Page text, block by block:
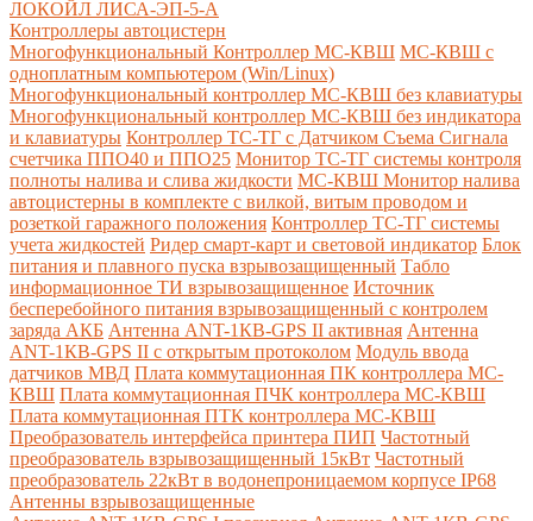
ЛОКОЙЛ ЛИСА-ЭП-5-А
Контроллеры автоцистерн
Многофункциональный Контроллер МС-КВШ МС-КВШ с
одноплатным компьютером (Win/Linux)
Многофункциональный контроллер МС-КВШ без клавиатуры
Многофункциональный контроллер МС-КВШ без индикатора
и клавиатуры Контроллер ТС-ТГ с Датчиком Съема Сигнала
счетчика ППО40 и ППО25 Монитор ТС-ТГ системы контроля
полноты налива и слива жидкости МС-КВШ Монитор налива
автоцистерны в комплекте с вилкой, витым проводом и
розеткой гаражного положения Контроллер ТС-ТГ системы
учета жидкостей Ридер смарт-карт и световой индикатор Блок
питания и плавного пуска взрывозащищенный Табло
информационное ТИ взрывозащищенное Источник
бесперебойного питания взрывозащищенный с контролем
заряда АКБ Антенна ANT-1КВ-GPS II активная Антенна
ANT-1КВ-GPS II с открытым протоколом Модуль ввода
датчиков МВД Плата коммутационная ПК контроллера МС-
КВШ Плата коммутационная ПЧК контроллера МС-КВШ
Плата коммутационная ПТК контроллера МС-КВШ
Преобразователь интерфейса принтера ПИП Частотный
преобразователь взрывозащищенный 15кВт Частотный
преобразователь 22кВт в водонепроницаемом корпусе IP68
Антенны взрывозащищенные